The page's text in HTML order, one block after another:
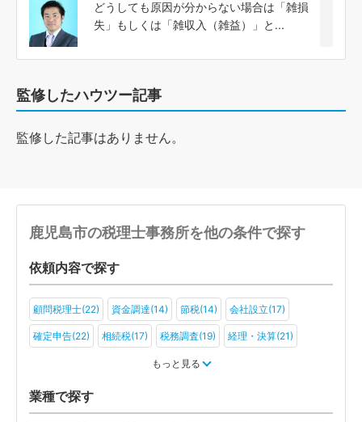
どうしても原因が分からない場合は「雑損
失」もしくは「雑収入（雑益）」と...
監修したハウツー記事
監修した記事はありません。
鹿児島市の税理士事務所を他の条件で探す
依頼内容で探す
顧問税理士(22) 資金調達(14) 節税(14) 会社設立(17)
確定申告(22) 相続税(17) 税務調査(19) 経理・決算(21)
もっと見る
業種で探す